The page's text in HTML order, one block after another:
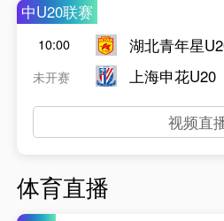
中U20联赛
10:00
未开赛
湖北青年星
上海申花U20
视频直
体育直播